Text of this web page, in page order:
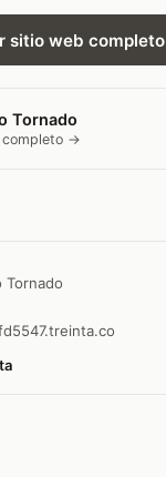
sitio web completo
Tornado
completo →